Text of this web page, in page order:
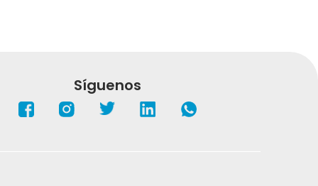
menos de 2 kg.
Síguenos